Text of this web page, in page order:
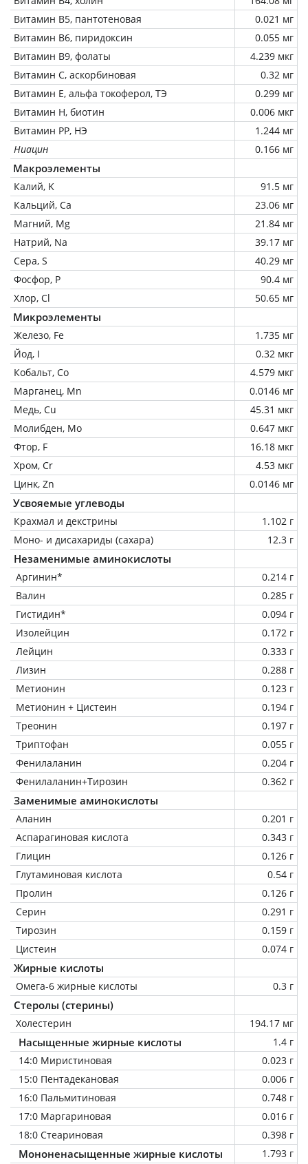
Витамин В5, пантотеновая
0.021 мг
Витамин В6, пиридоксин
0.055 мг
Витамин В9, фолаты
4.239 мкг
Витамин C, аскорбиновая
0.32 мг
Витамин Е, альфа токоферол, ТЭ
0.299 мг
Витамин Н, биотин
0.006 мкг
Витамин РР, НЭ
1.244 мг
Ниацин
0.166 мг
Макроэлементы
Калий, K
91.5 мг
Кальций, Ca
23.06 мг
Магний, Mg
21.84 мг
Натрий, Na
39.17 мг
Сера, S
40.29 мг
Фосфор, P
90.4 мг
Хлор, Cl
50.65 мг
Микроэлементы
Железо, Fe
1.735 мг
Йод, I
0.32 мкг
Кобальт, Co
4.579 мкг
Марганец, Mn
0.0146 мг
Медь, Cu
45.31 мкг
Молибден, Mo
0.647 мкг
Фтор, F
16.18 мкг
Хром, Cr
4.53 мкг
Цинк, Zn
0.0146 мг
Усвояемые углеводы
Крахмал и декстрины
1.102 г
Моно- и дисахариды (сахара)
12.3 г
Незаменимые аминокислоты
Аргинин*
0.214 г
Валин
0.285 г
Гистидин*
0.094 г
Изолейцин
0.172 г
Лейцин
0.333 г
Лизин
0.288 г
Метионин
0.123 г
Метионин + Цистеин
0.194 г
Треонин
0.197 г
Триптофан
0.055 г
Фенилаланин
0.204 г
Фенилаланин+Тирозин
0.362 г
Заменимые аминокислоты
Аланин
0.201 г
Аспарагиновая кислота
0.343 г
Глицин
0.126 г
Глутаминовая кислота
0.54 г
Пролин
0.126 г
Серин
0.291 г
Тирозин
0.159 г
Цистеин
0.074 г
Жирные кислоты
Омега-6 жирные кислоты 0.3 г
Стеролы (стерины)
Холестерин 194.17 мг
Насыщенные жирные кислоты
1.4 г
14:0 Миристиновая
0.023 г
15:0 Пентадекановая
0.006 г
16:0 Пальмитиновая
0.748 г
17:0 Маргариновая
0.016 г
18:0 Стеариновая
0.398 г
Мононенасыщенные жирные кислоты
1.793 г